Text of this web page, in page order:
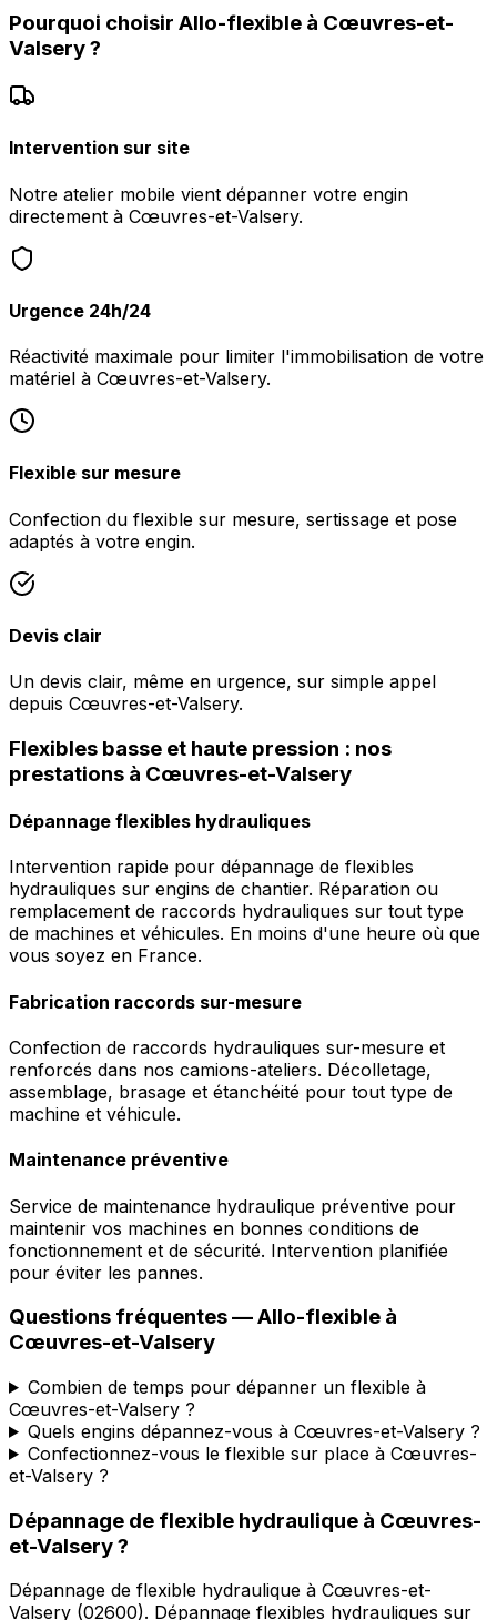
Pourquoi choisir Allo-flexible à Cœuvres-et-
Valsery?
Intervention sur site
Notre atelier mobile vient dépanner votre engin
directement à Cœuvres-et-Valsery.
Urgence 24h/24
Réactivité maximale pour limiter l'immobilisation de votre
matériel à Cœuvres-et-Valsery.
Flexible sur mesure
Confection du flexible sur mesure, sertissage et pose
adaptés à votre engin.
Devis clair
Un devis clair, même en urgence, sur simple appel
depuis Cœuvres-et-Valsery.
Flexibles basse et haute pression : nos
prestations à Cœuvres-et-Valsery
Dépannage flexibles hydrauliques
Intervention rapide pour dépannage de flexibles
hydrauliques sur engins de chantier. Réparation ou
remplacement de raccords hydrauliques sur tout type
de machines et véhicules. En moins d'une heure où que
vous soyez en France.
Fabrication raccords sur-mesure
Confection de raccords hydrauliques sur-mesure et
renforcés dans nos camions-ateliers. Décolletage,
assemblage, brasage et étanchéité pour tout type de
machine et véhicule.
Maintenance préventive
Service de maintenance hydraulique préventive pour
maintenir vos machines en bonnes conditions de
fonctionnement et de sécurité. Intervention planifiée
pour éviter les pannes.
Questions fréquentes —Allo-flexible à
Cœuvres-et-Valsery
Combien de temps pour dépanner un flexible à
Cœuvres-et-Valsery ?
Quels engins dépannez-vous à Cœuvres-et-Valsery ?
Confectionnez-vous le flexible sur place à Cœuvres-
et-Valsery ?
Dépannage de flexible hydraulique à Cœuvres-
et-Valsery?
Dépannage de flexible hydraulique à Cœuvres-et-
Valsery (02600). Dépannage flexibles hydrauliques sur